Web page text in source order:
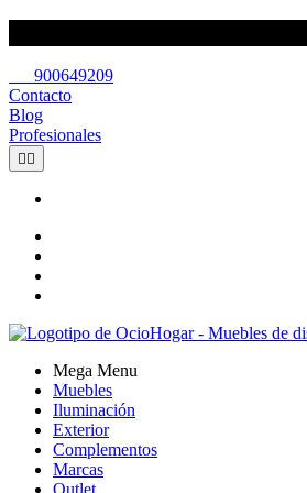
900649209
Contacto
Blog
Profesionales
 
Mega Menu
Muebles
Iluminación
Exterior
Complementos
Marcas
Outlet